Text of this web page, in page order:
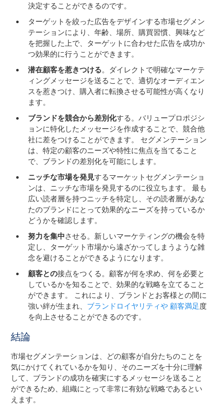
決定することができるのです。
ターゲットを絞った広告をデザインする市場セグメン
テーションにより、年齢、場所、購買習慣、興味など
を把握した上で、ターゲットに合わせた広告を成功か
つ効果的に行うことができます。
潜在顧客を惹きつける。ダイレクトで明確なマーケテ
ィングメッセージを送ることで、適切なオーディエン
スを惹きつけ、購入者に転換させる可能性が高くなり
ます。
ブランドを競合から差別化する。バリュープロポジシ
ョンに特化したメッセージを作成することで、競合他
社に差をつけることができます。 セグメンテーション
は、特定の顧客のニーズや特性に焦点を当てること
で、ブランドの差別化を可能にします。
ニッチな市場を発見するマーケットセグメンテーショ
ンは、ニッチな市場を発見するのに役立ちます。 最も
広い読者層を持つニッチを特定し、その読者層があな
たのブランドにとって効果的なニーズを持っているか
どうかを確認します。
努力を集中させる。新しいマーケティングの機会を特
定し、ターゲット市場から遠ざかってしまうような雑
念を避けることができるようになります。
顧客との接点をつくる。顧客が何を求め、何を必要と
しているかを知ることで、効果的な戦略を立てること
ができます。 これにより、ブランドとお客様との間に
強い絆が生まれ、 ブランドロイヤリティや 顧客満足度
を向上させることができるのです。
結論
市場セグメンテーションは、どの顧客が自分たちのことを
気にかけてくれているかを知り、そのニーズを十分に理解
して、ブランドの成功を確実にするメッセージを送ること
ができるため、組織にとって非常に有効な戦略であるとい
えます。